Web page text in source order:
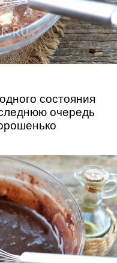
состояния
очередь